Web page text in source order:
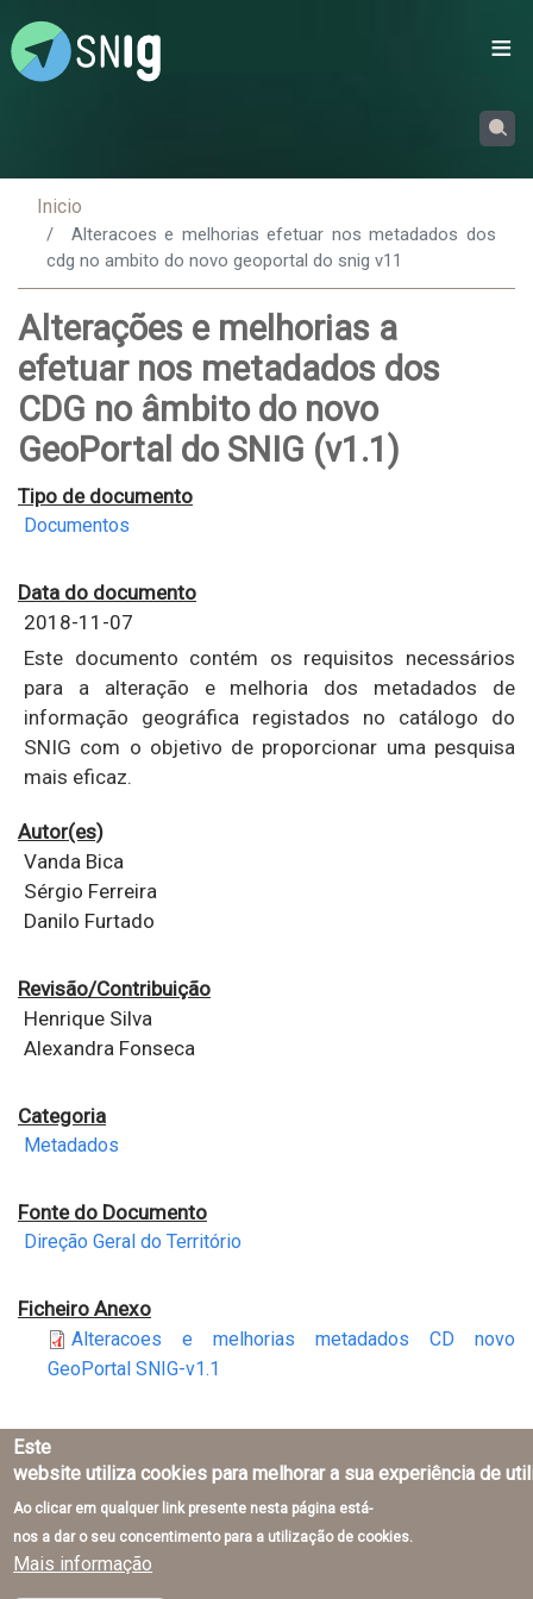
Inicio
Alteracoes e melhorias efetuar nos metadados dos
cdg no ambito do novo geoportal do snig v11
Alterações e melhorias a
efetuar nos metadados dos
CDG no âmbito do novo
GeoPortal do SNIG (v1.1)
Tipo de documento
Documentos
Data do documento
2018-11-07
Este documento contém os requisitos necessários
para a alteração e melhoria dos metadados de
informação geográfica registados no catálogo do
SNIG com o objetivo de proporcionar uma pesquisa
mais eficaz.
Autor(es)
Vanda Bica
Sérgio Ferreira
Danilo Furtado
Revisão/Contribuição
Henrique Silva
Alexandra Fonseca
Categoria
Metadados
Fonte do Documento
Direção Geral do Território
Ficheiro Anexo
Alteracoes e melhorias metadados CD novo
GeoPortal SNIG-v1.1
Direção-Geral do Território © 2026
Este
website utiliza cookies para melhorar a sua experiência de
Ao clicar em qualquer link presente nesta página está-
nos a dar o seu concentimento para a utilização de cookies.
Mais informação